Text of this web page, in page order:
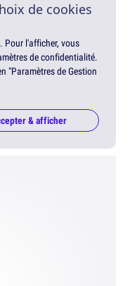
de cookies
Pour l'afficher, vous
de confidentialité.
"Paramètres de Gestion
& afficher